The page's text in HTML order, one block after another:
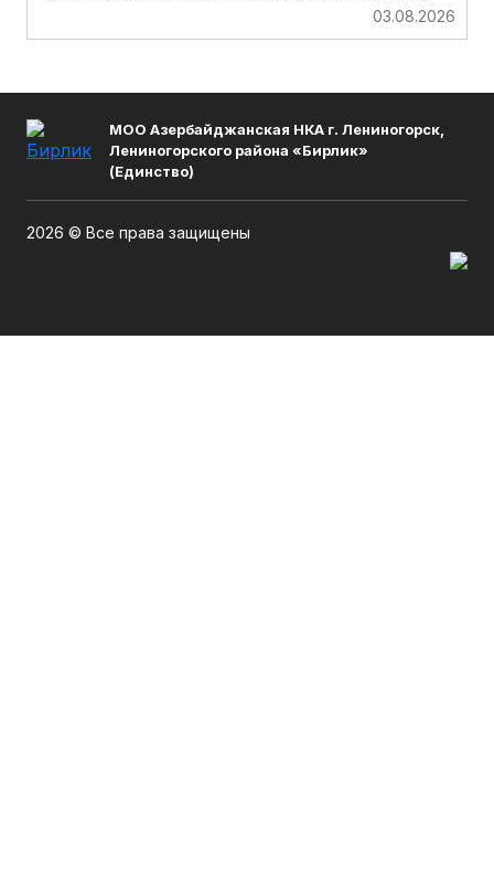
03.08.2026
МОО Азербайджанская НКА г. Лениногорск,
Лениногорского района «Бирлик»
(Единство)
2026 © Все права защищены